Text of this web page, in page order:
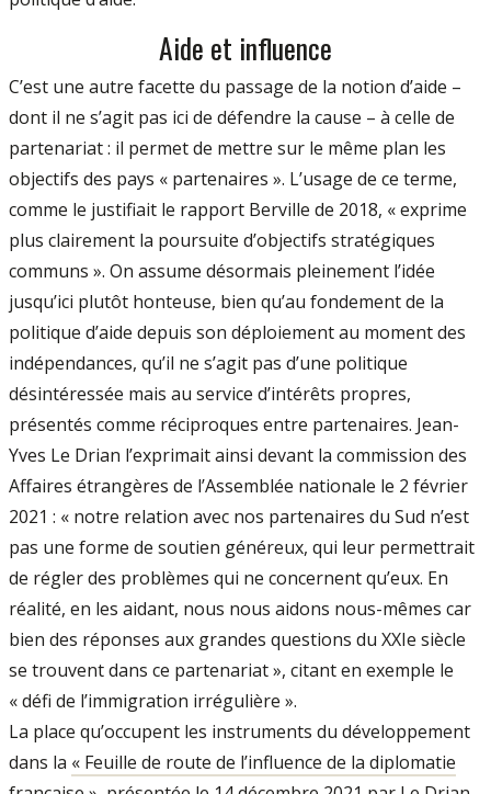
Aide et influence
C’est une autre facette du passage de la notion d’aide –
dont il ne s’agit pas ici de défendre la cause – à celle de
partenariat : il permet de mettre sur le même plan les
objectifs des pays « partenaires ». L’usage de ce terme,
comme le justifiait le rapport Berville de 2018, « exprime
plus clairement la poursuite d’objectifs stratégiques
communs ». On assume désormais pleinement l’idée
jusqu’ici plutôt honteuse, bien qu’au fondement de la
politique d’aide depuis son déploiement au moment des
indépendances, qu’il ne s’agit pas d’une politique
désintéressée mais au service d’intérêts propres,
présentés comme réciproques entre partenaires. Jean-
Yves Le Drian l’exprimait ainsi devant la commission des
Affaires étrangères de l’Assemblée nationale le 2 février
2021 : « notre relation avec nos partenaires du Sud n’est
pas une forme de soutien généreux, qui leur permettrait
de régler des problèmes qui ne concernent qu’eux. En
réalité, en les aidant, nous nous aidons nous-mêmes car
bien des réponses aux grandes questions du XXIe siècle
se trouvent dans ce partenariat », citant en exemple le
« défi de l’immigration irrégulière ».
La place qu’occupent les instruments du développement
dans la « Feuille de route de l’influence de la diplomatie